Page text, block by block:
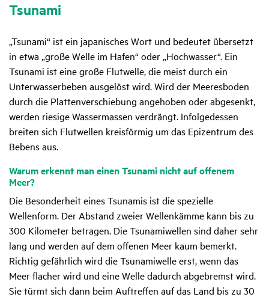
Tsunami
„Tsunami“ ist ein japanisches Wort und bedeutet übersetzt
in etwa „große Welle im Hafen“ oder „Hochwasser“. Ein
Tsunami ist eine große Flutwelle, die meist durch ein
Unterwasserbeben ausgelöst wird. Wird der Meeresboden
durch die Plattenverschiebung angehoben oder abgesenkt,
werden riesige Wassermassen verdrängt. Infolgedessen
breiten sich Flutwellen kreisförmig um das Epizentrum des
Bebens aus.
Warum erkennt man einen Tsunami nicht auf offenem
Meer?
Die Besonderheit eines Tsunamis ist die spezielle
Wellenform. Der Abstand zweier Wellenkämme kann bis zu
300 Kilometer betragen. Die Tsunamiwellen sind daher sehr
lang und werden auf dem offenen Meer kaum bemerkt.
Richtig gefährlich wird die Tsunamiwelle erst, wenn das
Meer flacher wird und eine Welle dadurch abgebremst wird.
Sie türmt sich dann beim Auftreffen auf das Land bis zu 30